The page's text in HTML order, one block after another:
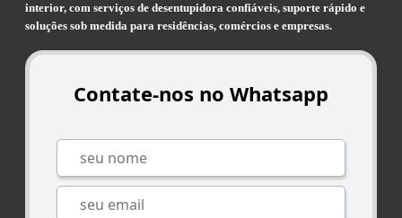
interior, com serviços de desentupidora confiáveis, suporte rápido e
soluções sob medida para residências, comércios e empresas.
Contate-nos no Whatsapp